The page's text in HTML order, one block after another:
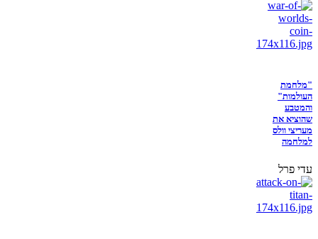
"מלחמת
העולמות"
והמטבע
שהוציא את
מעריצי וולס
למלחמה
עדי פרל